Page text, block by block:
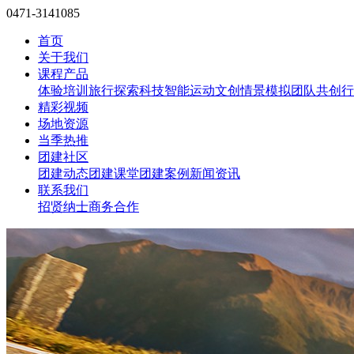
0471-3141085
首页
关于我们
课程产品
体验培训 旅行探索科技智能运动文创情景模拟团队共创
精彩视频
场地资源
当季热推
团建社区
团建动态团建课堂团建案例 新闻资讯
联系我们
招贤纳士商务合作